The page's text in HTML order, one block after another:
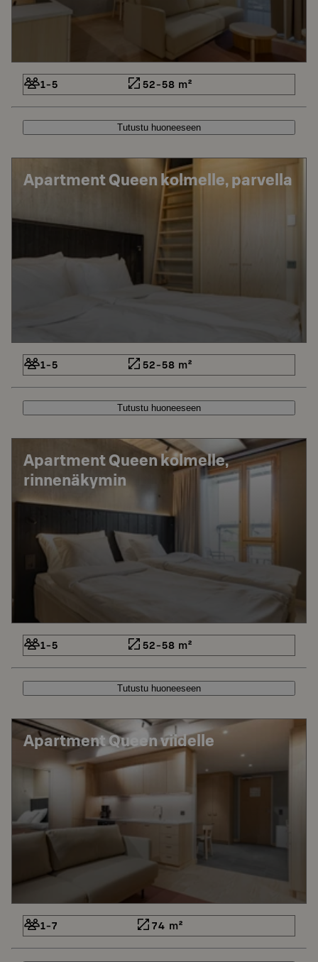
1-5 52-58 m²
Tutustu huoneeseen
Apartment Queen kolmelle, parvella
1-5 52-58 m²
Tutustu huoneeseen
Apartment Queen kolmelle,
rinnenäkymin
1-5 52-58 m²
Tutustu huoneeseen
Apartment Queen viidelle
1-7 74 m²